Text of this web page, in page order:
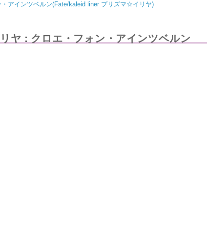
・アインツベルン(Fate/kaleid liner プリズマ☆イリヤ)
ヤ : クロエ・フォン・アインツベルン